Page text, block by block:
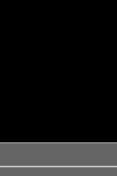
контент